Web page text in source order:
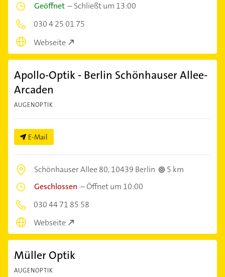
Geöffnet –Schließt um 13:00
030 4 25 01 75
Webseite
Apollo-Optik - Berlin Schönhauser Allee-
Arcaden
AUGENOPTIK
E-Mail
Schönhauser Allee 80,10439 Berlin
5 km
Geschlossen –Öffnet um 10:00
030 44 71 85 58
Webseite
Müller Optik
AUGENOPTIK